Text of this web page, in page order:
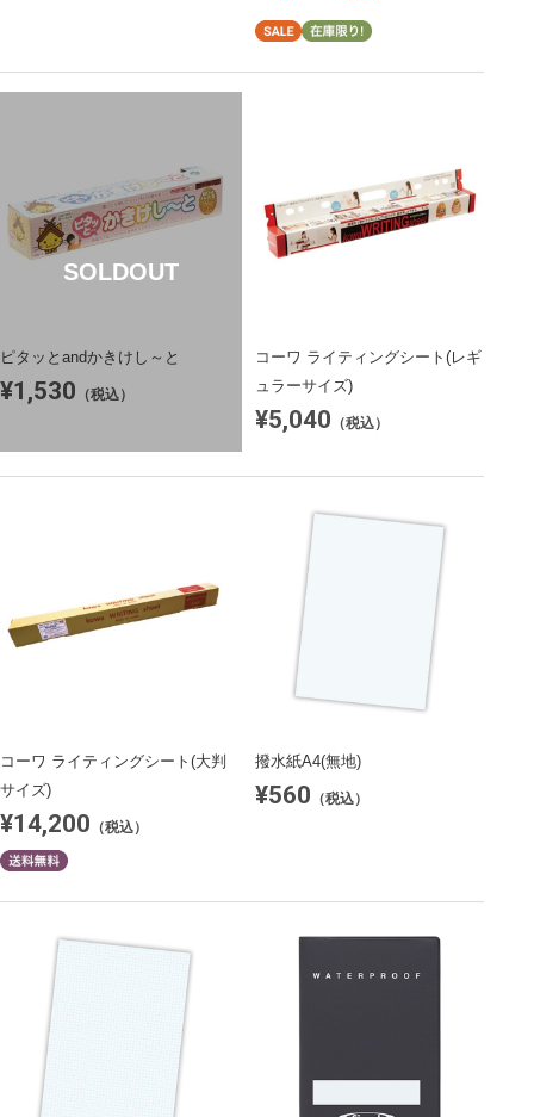
ピタッとandかきけし～と
¥1,530 （税込）
SOLDOUT
コーワ ライティングシート(レギ
ュラーサイズ)
¥5,040 （税込）
コーワ ライティングシート(大判
サイズ)
¥14,200 （税込）
撥水紙A4(無地)
¥560 （税込）